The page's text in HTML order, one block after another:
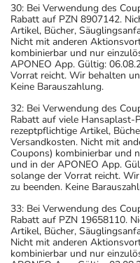
30: Bei Verwendung des
Rabatt auf PZN 8907142.
Artikel, Bücher,
Nicht mit anderen
kombinierbar und nur
APONEO App. Gültig:
Vorrat reicht. Wir behalten
Keine Barauszahlung.
32: Bei Verwendung des
Rabatt auf viele
rezeptpflichtige Artikel,
Versandkosten. Nicht mit
Coupons) kombinierbar und
und in der APONEO App.
solange der Vorrat reicht.
zu beenden. Keine
33: Bei Verwendung des
Rabatt auf PZN 19658110.
Artikel, Bücher,
Nicht mit anderen
kombinierbar und nur